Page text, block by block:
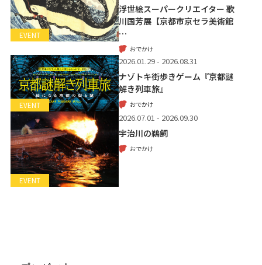
EVENT
浮世絵スーパークリエイター 歌
川国芳展【京都市京セラ美術館
…
おでかけ
EVENT
2026.01.29 - 2026.08.31
ナゾトキ街歩きゲーム『京都謎
解き列車旅』
おでかけ
EVENT
2026.07.01 - 2026.09.30
宇治川の鵜飼
おでかけ